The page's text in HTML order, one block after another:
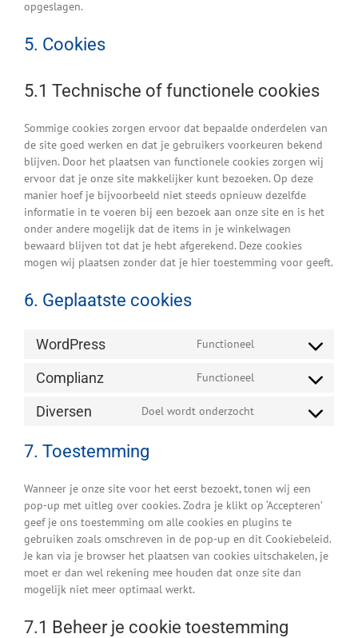
opgeslagen.
5. Cookies
5.1 Technische of functionele cookies
Sommige cookies zorgen ervoor dat bepaalde onderdelen van
de site goed werken en dat je gebruikers voorkeuren bekend
blijven. Door het plaatsen van functionele cookies zorgen wij
ervoor dat je onze site makkelijker kunt bezoeken. Op deze
manier hoef je bijvoorbeeld niet steeds opnieuw dezelfde
informatie in te voeren bij een bezoek aan onze site en is het
onder andere mogelijk dat de items in je winkelwagen
bewaard blijven tot dat je hebt afgerekend. Deze cookies
mogen wij plaatsen zonder dat je hier toestemming voor geeft.
6. Geplaatste cookies
WordPress Functioneel
Complianz Functioneel
Diversen Doel wordt onderzocht
7. Toestemming
Wanneer je onze site voor het eerst bezoekt, tonen wij een
pop-up met uitleg over cookies. Zodra je klikt op ‘Accepteren’
geef je ons toestemming om alle cookies en plugins te
gebruiken zoals omschreven in de pop-up en dit Cookiebeleid.
Je kan via je browser het plaatsen van cookies uitschakelen, je
moet er dan wel rekening mee houden dat onze site dan
mogelijk niet meer optimaal werkt.
7.1 Beheer je cookie toestemming